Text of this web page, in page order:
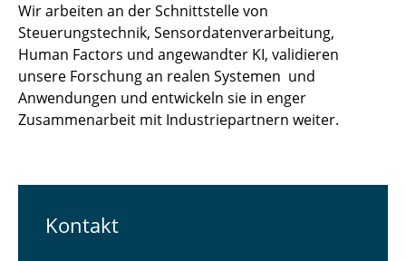
Wir arbeiten an der Schnittstelle von
Steuerungstechnik, Sensordatenverarbeitung,
Human Factors und angewandter KI, validieren
unsere Forschung an realen Systemen und
Anwendungen und entwickeln sie in enger
Zusammenarbeit mit Industriepartnern weiter.
Kontakt